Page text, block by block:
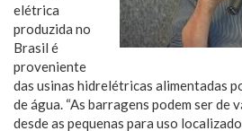
elétrica
produzida no
Brasil é
proveniente
das usinas hidrelétricas alimentadas
de água. “As barragens podem ser de
desde as pequenas para uso